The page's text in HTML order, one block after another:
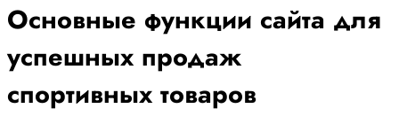
Основные функции сайта для
успешных продаж
спортивных товаров